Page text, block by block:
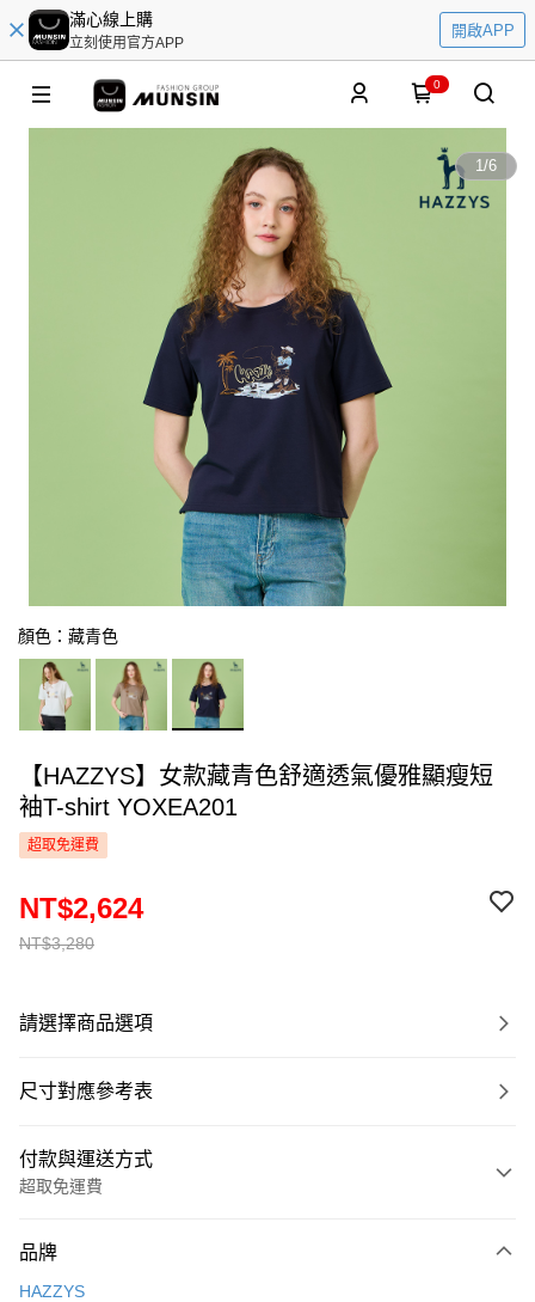
滿心線上購
立刻使用官方APP
開啟APP
0
1/6
顏色：藏青色
【HAZZYS】女款藏青色舒適透氣優雅顯瘦短
袖T-shirt YOXEA201
超取免運費
NT$3,280
NT$2,624
請選擇商品選項
尺寸對應參考表
付款與運送方式
超取免運費
信用卡一次付款
品牌
HAZZYS